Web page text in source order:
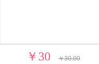
￥30
￥30.00